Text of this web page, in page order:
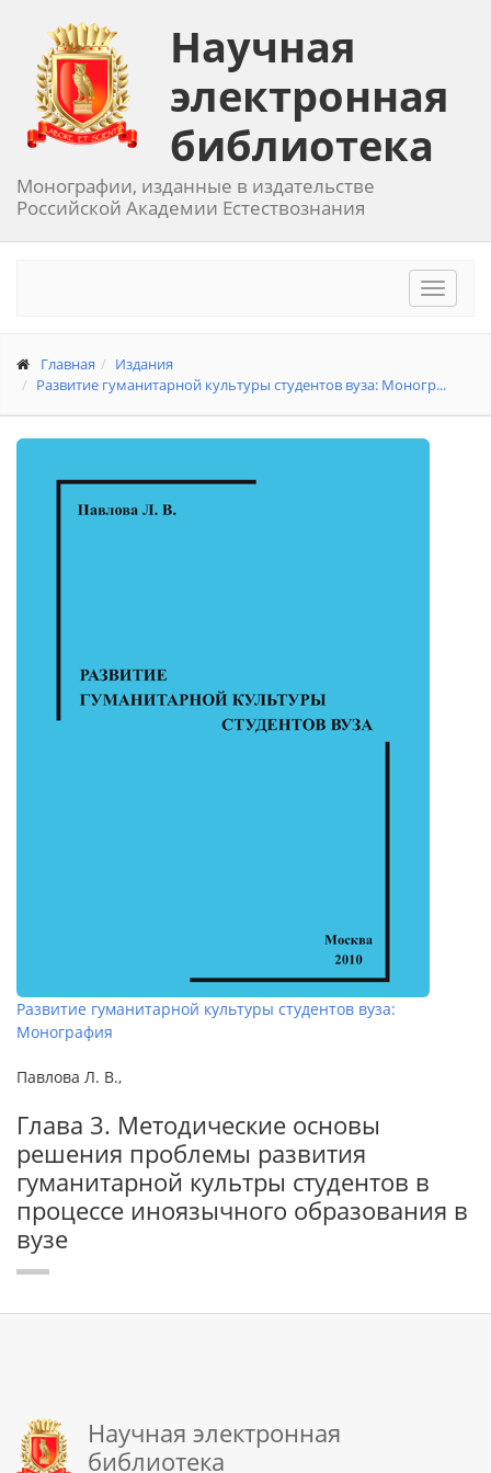
Научная
электронная
библиотека
Монографии, изданные в издательстве
Российской Академии Естествознания
Toggle
Главная
Издания
Развитие гуманитарной культуры студентов вуза: Моногр...
Развитие гуманитарной культуры студентов вуза:
Монография
Павлова Л. В.,
Глава 3. Методические основы
решения проблемы развития
гуманитарной культры студентов в
процессе иноязычного образования в
вузе
Научная электронная
библиотека